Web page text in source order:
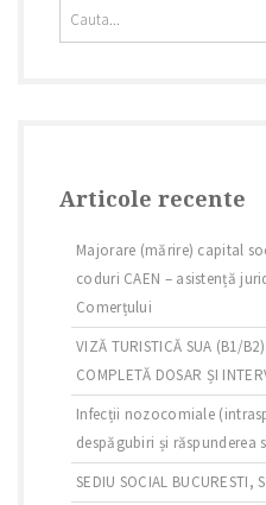
Articole recente
Majorare (mărire) capital
coduri CAEN – asistență
Comerțului
VIZĂ TURISTICĂ SUA (B1/
COMPLETĂ DOSAR ȘI
Infecții nozocomiale
despăgubiri și răspunderea
SEDIU SOCIAL BUCURESTI,